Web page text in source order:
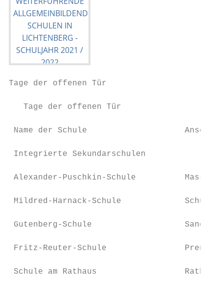
Tage der offenen Tür
   Tage der offenen Tür
Name der Schule
Integrierte Sekundarschulen
Alexander-Puschkin-Schule
Mildred-Harnack-Schule
Gutenberg-Schule
Fritz-Reuter-Schule
Schule am Rathaus